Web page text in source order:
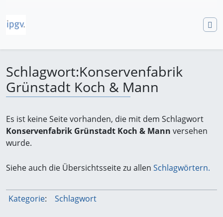
Schlagwort:Konservenfabrik
Grünstadt Koch & Mann
Es ist keine Seite vorhanden, die mit dem Schlagwort
Konservenfabrik Grünstadt Koch & Mann versehen
wurde.
Siehe auch die Übersichtsseite zu allen Schlagwörtern.
Kategorie: Schlagwort